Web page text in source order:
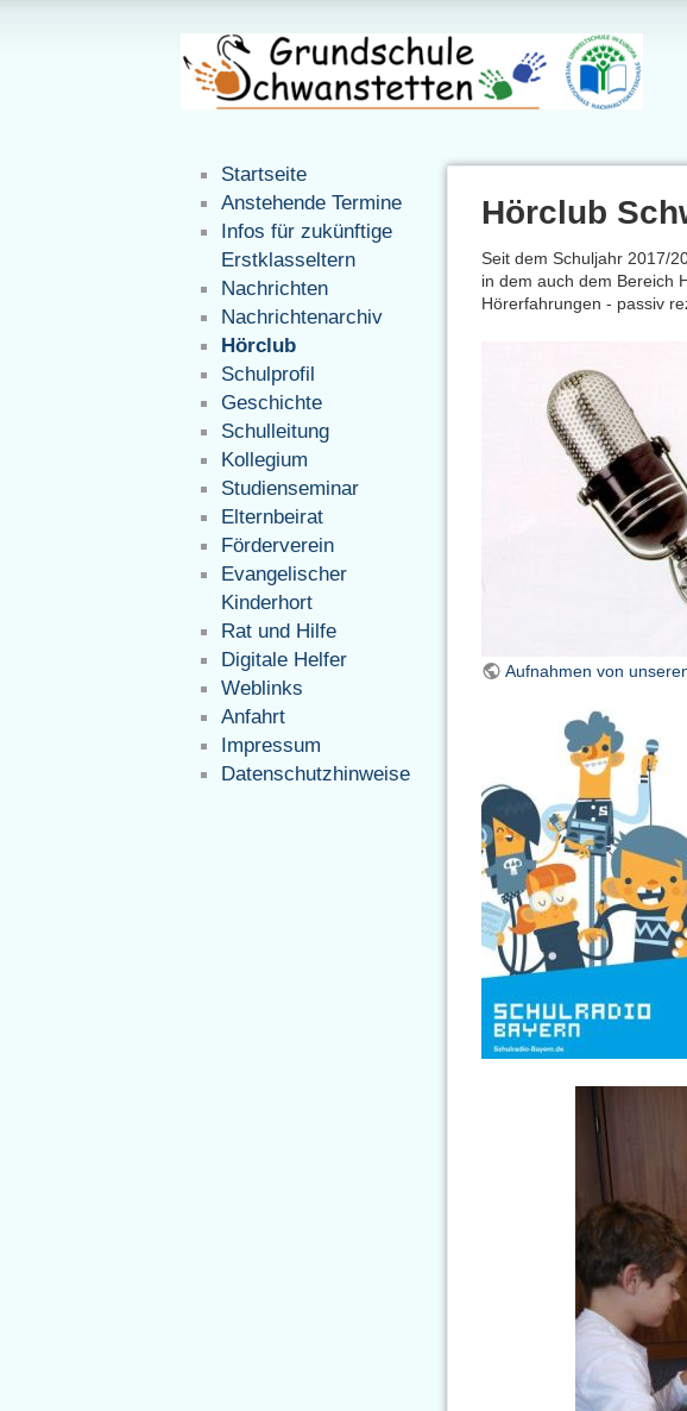
Startseite
Anstehende Termine
Infos für zukünftige
Erstklasseltern
Nachrichten
Nachrichtenarchiv
Hörclub
Schulprofil
Geschichte
Schulleitung
Kollegium
Studienseminar
Elternbeirat
Förderverein
Evangelischer
Kinderhort
Rat und Hilfe
Digitale Helfer
Weblinks
Anfahrt
Impressum
Datenschutzhinweise
Hörclub
Seit dem Schuljahr 2017/
in dem auch dem Bereich
Hörerfahrungen - passiv
Aufnahmen von